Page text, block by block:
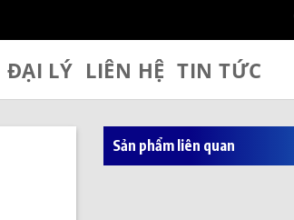
ĐẠI LÝ LIÊN HỆ TIN TỨC
Sản phẩm liên quan